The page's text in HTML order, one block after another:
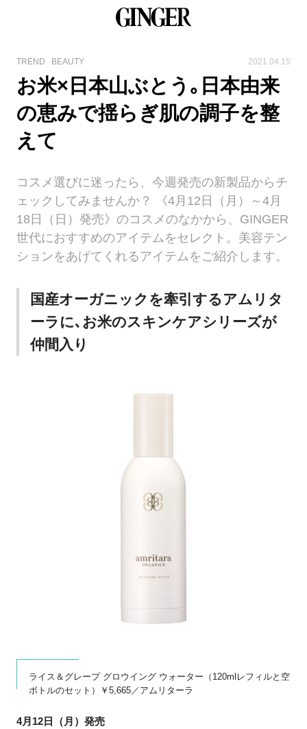
TREND BEAUTY 2021.04.15
お米×日本山ぶとう｡日本由来
の恵みで揺らぎ肌の調子を整
えて
コスメ選びに迷ったら、今週発売の新製品からチ
ェックしてみませんか？ 《4月12日（月）～4月
18日（日）発売》のコスメのなかから、GINGER
世代におすすめのアイテムをセレクト。美容テン
ションをあげてくれるアイテムをご紹介します。
国産オーガニックを牽引するアムリタ
ーラに､お米のスキンケアシリーズが
仲間入り
ライス＆グレープ グロウイング ウォーター（120mlレフィルと空
ボトルのセット）￥5,665／アムリターラ
4月12日（月）発売